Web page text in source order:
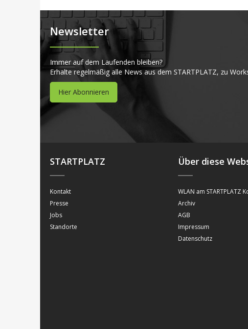
Newsletter
Immer auf dem Laufenden bleiben?
Erhalte regelmäßig alle News aus dem STARTPLATZ, zu
Hier Abonnieren
STARTPLATZ
Kontakt
Presse
Jobs
Standorte
Über diese
WLAN am STARTPLATZ
Archiv
AGB
Impressum
Datenschutz